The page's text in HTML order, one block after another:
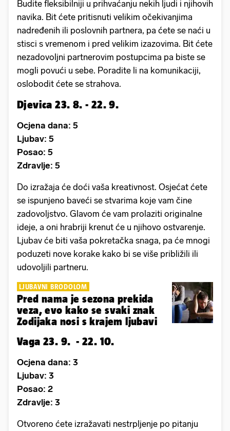
Budite fleksibilniji u prihvaćanju nekih ljudi i njihovih
navika. Bit ćete pritisnuti velikim očekivanjima
nadređenih ili poslovnih partnera, pa ćete se naći u
stisci s vremenom i pred velikim izazovima. Bit ćete
nezadovoljni partnerovim postupcima pa biste se
mogli povući u sebe. Poradite li na komunikaciji,
oslobodit ćete se strahova.
Djevica 23. 8. - 22. 9.
Ocjena dana: 5
Ljubav: 5
Posao: 5
Zdravlje: 5
Do izražaja će doći vaša kreativnost. Osjećat ćete
se ispunjeno baveći se stvarima koje vam čine
zadovoljstvo. Glavom će vam prolaziti originalne
ideje, a oni hrabriji krenut će u njihovo ostvarenje.
Ljubav će biti vaša pokretačka snaga, pa će mnogi
poduzeti nove korake kako bi se više približili ili
udovoljili partneru.
LJUBAVNI BRODOLOM
Pred nama je sezona prekida
veza, evo kako se svaki znak
Zodijaka nosi s krajem ljubavi
Vaga 23. 9. - 22. 10.
Ocjena dana: 3
Ljubav: 3
Posao: 2
Zdravlje: 3
Otvoreno ćete izražavati nestrpljenje po pitanju